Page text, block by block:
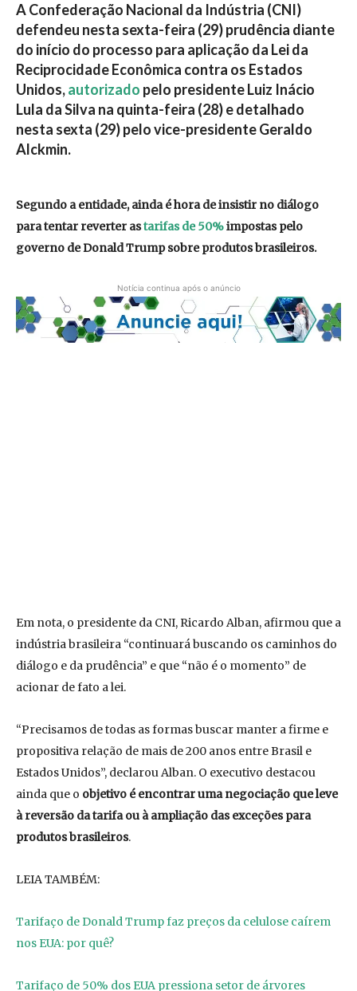
A Confederação Nacional da Indústria (CNI)
defendeu nesta sexta-feira (29)prudência diante
do início do processo para aplicação da Lei da
Reciprocidade Econômica contra os Estados
Unidos,autorizado pelo presidente Luiz Inácio
Lula da Silva na quinta-feira (28) e detalhado
nesta sexta (29) pelo vice-presidente Geraldo
Alckmin.
Segundo a entidade, ainda é hora de insistir no diálogo
para tentar reverter astarifas de 50%impostas pelo
governo de Donald Trump sobre produtos brasileiros.
Notícia continua após o anúncio
Em nota, o presidente da CNI, Ricardo Alban, afirmou que a
indústria brasileira “continuará buscando os caminhos do
diálogo e da prudência” e que “não é o momento” de
acionar de fato a lei.
“Precisamos de todas as formas buscar manter a firme e
propositiva relação de mais de 200 anos entre Brasil e
Estados Unidos”, declarou Alban. O executivo destacou
ainda que o objetivo é encontrar uma negociação que leve
à reversão da tarifa ou à ampliação das exceções para
produtos brasileiros.
LEIA TAMBÉM:
Tarifaço de Donald Trump faz preços da celulose caírem
nos EUA: por quê?
Tarifaço de 50% dos EUA pressiona setor de árvores